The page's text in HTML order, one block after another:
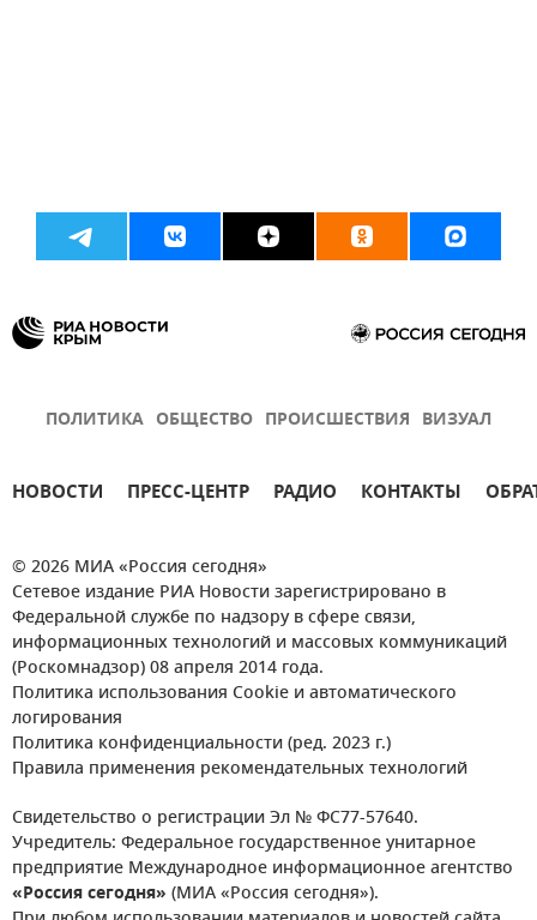
ПОЛИТИКА ОБЩЕСТВО ПРОИСШЕСТВИЯ ВИЗУАЛ
НОВОСТИ ПРЕСС-ЦЕНТР РАДИО КОНТАКТЫ
© 2026 МИА «Россия сегодня»
Сетевое издание РИА Новости зарегистрировано в
Федеральной службе по надзору в сфере связи,
информационных технологий и массовых коммуникаций
(Роскомнадзор) 08 апреля 2014 года.
Политика использования Cookie и автоматического
логирования
Политика конфиденциальности (ред. 2023 г.)
Правила применения рекомендательных технологий
Свидетельство о регистрации Эл № ФС77-57640.
Учредитель: Федеральное государственное унитарное
предприятие Международное информационное агентство
«Россия сегодня» (МИА «Россия сегодня»).